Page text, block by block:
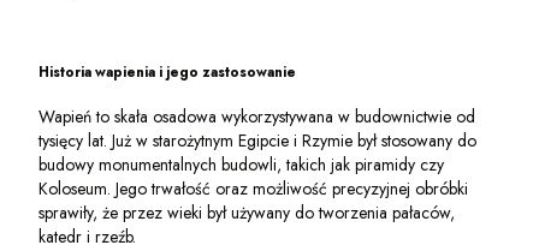
Historia wapienia i jego zastosowanie
Wapień to skała osadowa wykorzystywana w budownictwie od
tysięcy lat. Już w starożytnym Egipcie i Rzymie był stosowany do
budowy monumentalnych budowli, takich jak piramidy czy
Koloseum. Jego trwałość oraz możliwość precyzyjnej obróbki
sprawiły, że przez wieki był używany do tworzenia pałaców,
katedr i rzeźb.